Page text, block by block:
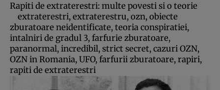
Rapiti de extraterestri: multe povesti si o teorie
extraterestri, extraterestru, ozn, obiecte
zburatoare neidentificate, teoria conspiratiei,
intalniri de gradul 3, farfurie zburatoare,
paranormal, incredibil, strict secret, cazuri OZN,
OZN in Romania, UFO, farfurii zburatoare, rapiri,
rapiti de extraterestri